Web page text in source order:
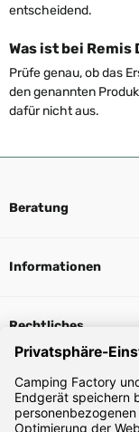
entscheidend.
Was ist bei
Prüfe genau, ob das
den genannten
dafür nicht aus.
Beratung
Informationen
Rechtliches